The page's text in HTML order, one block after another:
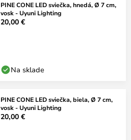
PINE CONE LED sviečka, hnedá, Ø 7 cm,
vosk - Uyuni Lighting
20,00 €
Na sklade
PINE CONE LED sviečka, biela, Ø 7 cm,
vosk - Uyuni Lighting
20,00 €